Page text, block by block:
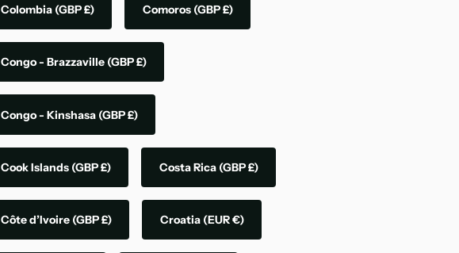
Colombia (GBP £) Comoros (GBP £)
Congo - Brazzaville (GBP £)
Congo - Kinshasa (GBP £)
Cook Islands (GBP £) Costa Rica (GBP £)
Côte d’Ivoire (GBP £) Croatia (EUR €)